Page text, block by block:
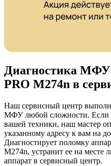
Диагностика МФУ
PRO M274n в
Наш сервисный центр
МФУ любой сложности. Если
вашей техники, наш мастер
указанному адресу к вам на
Диагностирует поломку
M274n, устранит ее на месте
аппарат в сервисный центр.